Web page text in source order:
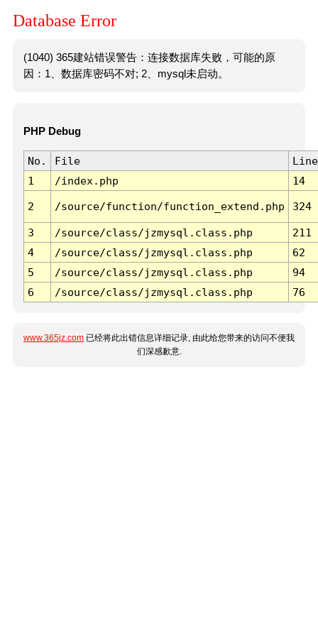
Database Error
(1040) 365建站错误警告：连接数据库失败，可能的原
因：1、数据库密码不对; 2、mysql未启动。
PHP Debug
No. File
Line
1
/index.php 14
2 /source/function/function_extend.php 324
3 /source/class/jzmysql.class.php
211
4
/source/class/jzmysql.class.php
62
5
/source/class/jzmysql.class.php
94
6
/source/class/jzmysql.class.php 76
www.365jz.com 已经将此出错信息详细记录, 由此给您带来的访问不便我
们深感歉意.